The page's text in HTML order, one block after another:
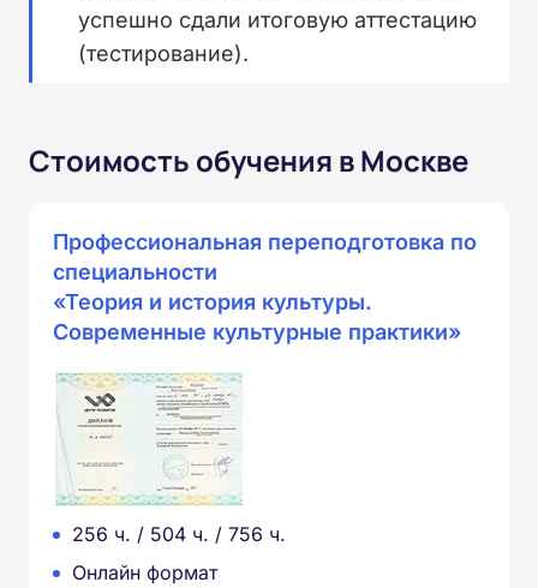
успешно сдали итоговую аттестацию
(тестирование).
Стоимость обучения в Москве
Профессиональная переподготовка по
специальности
«Теория и история культуры.
Современные культурные практики»
256 ч. / 504 ч. / 756 ч.
Онлайн формат